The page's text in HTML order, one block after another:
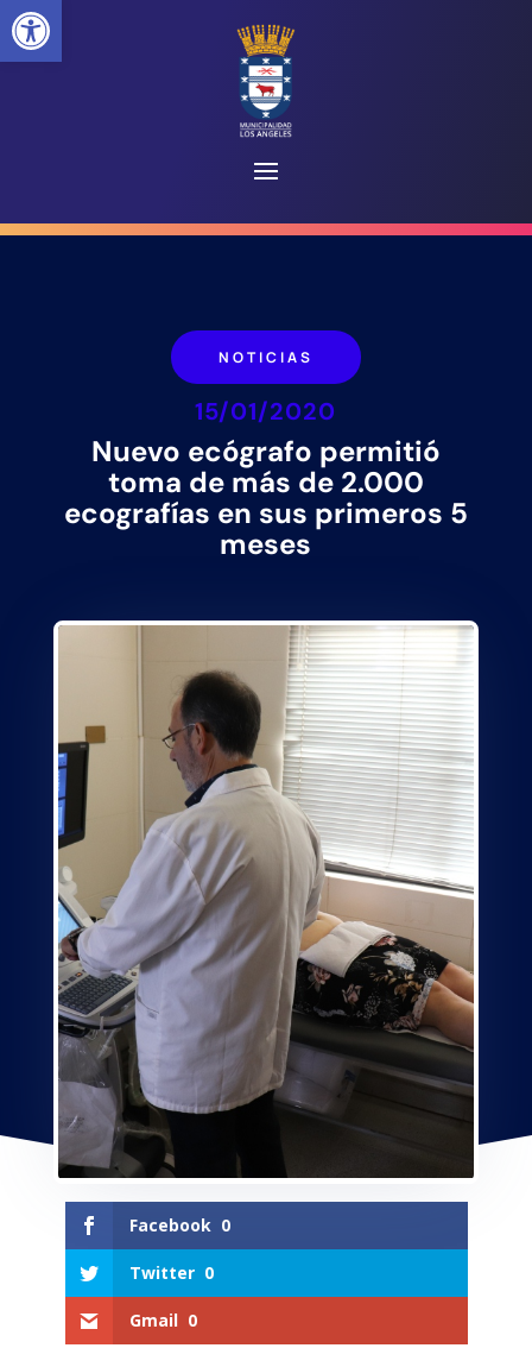
NOTICIAS
15/01/2020
Nuevo ecógrafo permitió
toma de más de 2.000
ecografías en sus primeros 5
meses
Facebook 0
Twitter 0
Gmail 0